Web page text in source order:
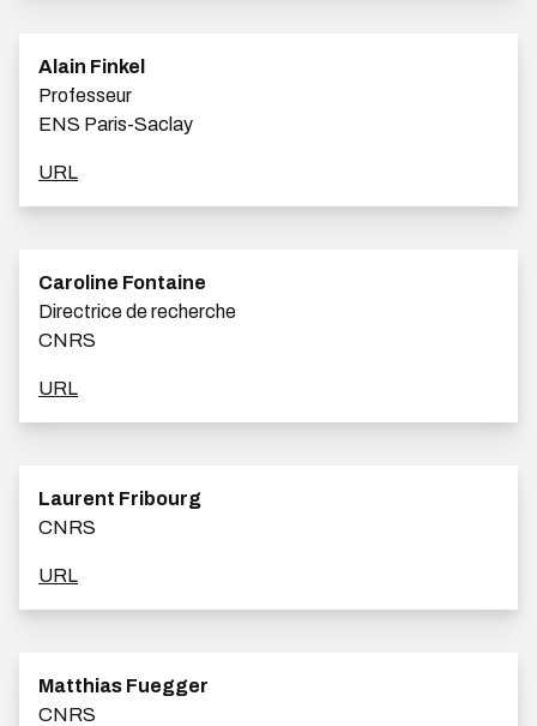
Alain Finkel
Professeur
ENS Paris-Saclay
URL
Caroline Fontaine
Directrice de recherche
CNRS
URL
Laurent Fribourg
CNRS
URL
Matthias Fuegger
CNRS